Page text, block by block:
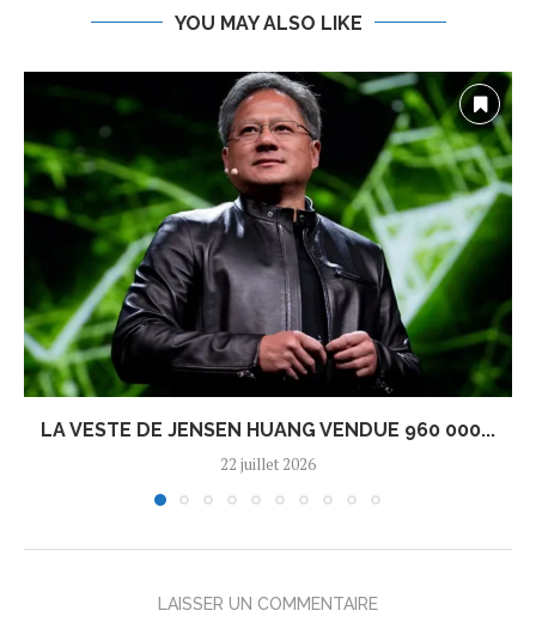
YOU MAY ALSO LIKE
LA VESTE DE JENSEN HUANG VENDUE 960 000...
22 juillet 2026
LAISSER UN COMMENTAIRE